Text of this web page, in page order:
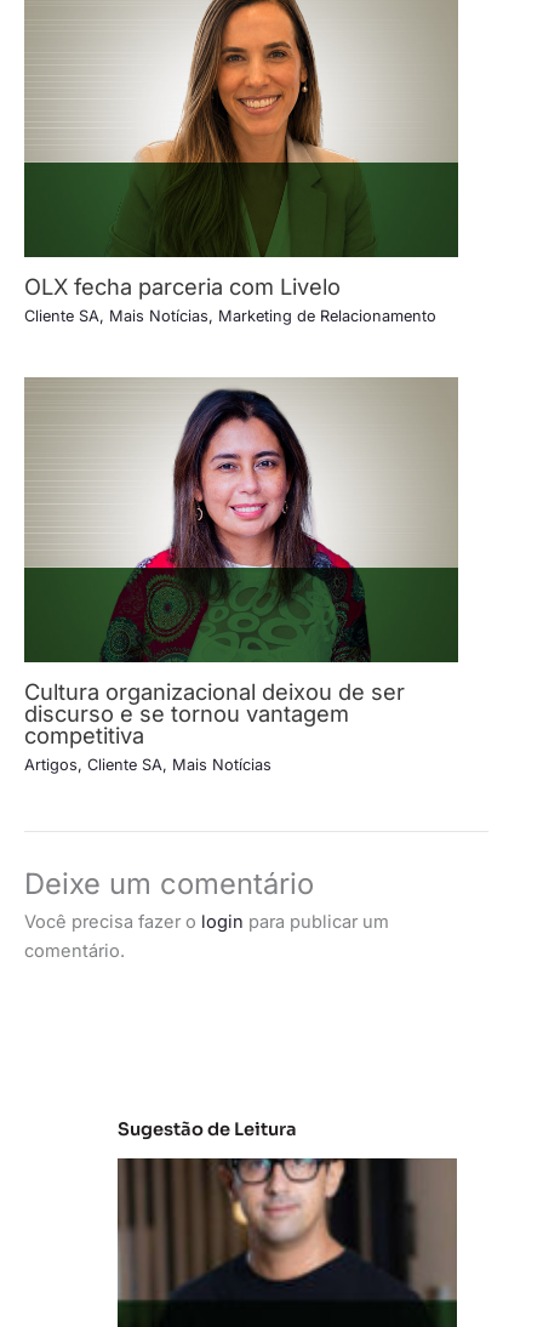
OLX fecha parceria com Livelo
Cliente SA, Mais Notícias, Marketing de Relacionamento
Cultura organizacional deixou de ser
discurso e se tornou vantagem
competitiva
Artigos, Cliente SA, Mais Notícias
Deixe um comentário
Você precisa fazer o login para publicar um
comentário.
Sugestão de Leitura